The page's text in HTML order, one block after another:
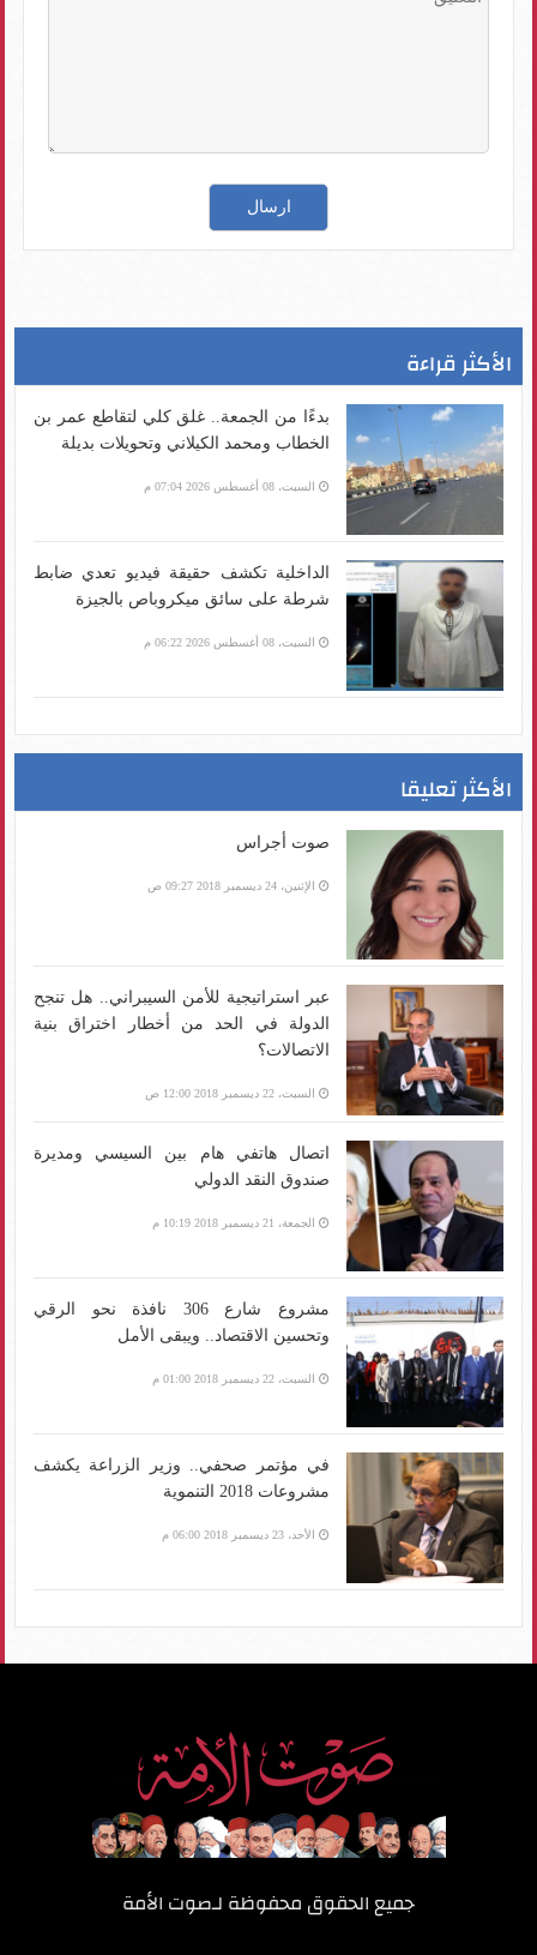
الأكثر قراءة
بدءًا من الجمعة.. غلق كلي لتقاطع عمر بن
الخطاب ومحمد الكيلاني وتحويلات بديلة
السبت، 08 أغسطس 2026 07:04 م
الداخلية تكشف حقيقة فيديو تعدي ضابط
شرطة على سائق ميكروباص بالجيزة
السبت، 08 أغسطس 2026 06:22 م
الأكثر تعليقا
صوت أجراس
الإثنين، 24 ديسمبر 2018 09:27 ص
عبر استراتيجية للأمن السيبراني.. هل تنجح
الدولة في الحد من أخطار اختراق بنية
الاتصالات؟
السبت، 22 ديسمبر 2018 12:00 ص
اتصال هاتفي هام بين السيسي ومديرة
صندوق النقد الدولي
الجمعة، 21 ديسمبر 2018 10:19 م
مشروع شارع 306 نافذة نحو الرقي
وتحسين الاقتصاد.. ويبقى الأمل
السبت، 22 ديسمبر 2018 01:00 م
في مؤتمر صحفي.. وزير الزراعة يكشف
مشروعات 2018 التنموية
الأحد، 23 ديسمبر 2018 06:00 م
جميع الحقوق محفوظة لـصوت الأمة